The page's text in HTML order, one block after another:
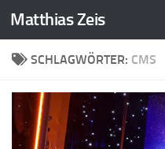
Zum Inhalt springen
Matthias Zeis
SCHLAGWÖRTER: CMS